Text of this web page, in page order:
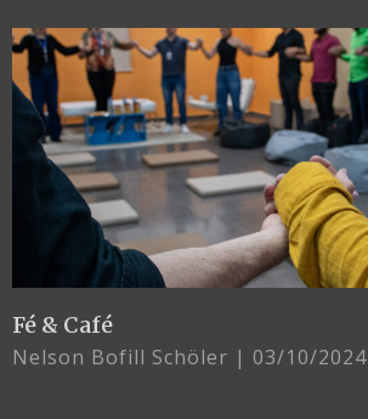
Fé & Café
Nelson Bofill Schöler 03/10/2024